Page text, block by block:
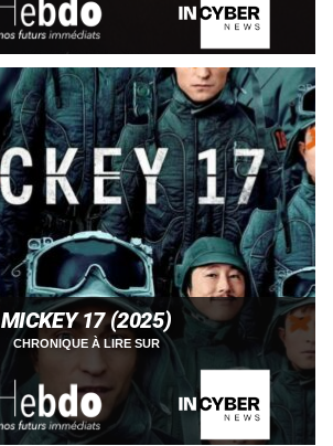
MICKEY 17 (2025)
CHRONIQUE À LIRE SUR